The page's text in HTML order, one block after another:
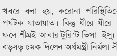
খবরে বলা হয়, করোনা
পর্যটক যাতায়াত। কিন্তু ধীরে
ফলে শীঘ্রই আবার টুরিস্ট ভিসা
বড়সড় চমক দিলেন অর্থমন্ত্রী নির্মলা